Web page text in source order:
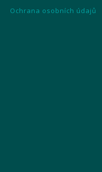
Ochrana osobních údajů